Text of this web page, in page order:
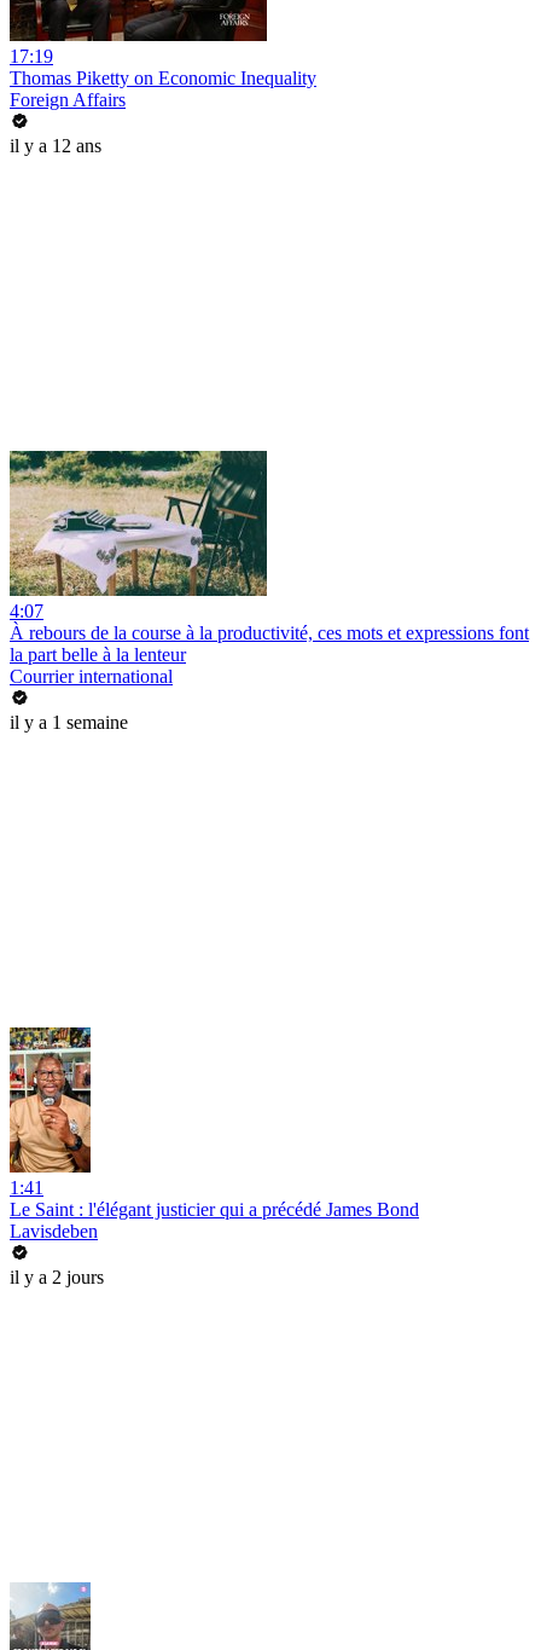
17:19
Thomas Piketty on Economic Inequality
Foreign Affairs
il y a 12 ans
4:07
À rebours de la course à la productivité, ces mots et expressions font
la part belle à la lenteur
Courrier international
il y a 1 semaine
1:41
Le Saint : l'élégant justicier qui a précédé James Bond
Lavisdeben
il y a 2 jours